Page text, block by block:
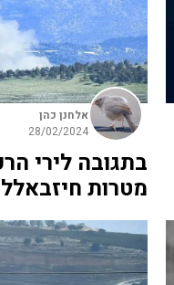
אלחנן כהן
28/02/2024
בתגובה לירי
מטרות